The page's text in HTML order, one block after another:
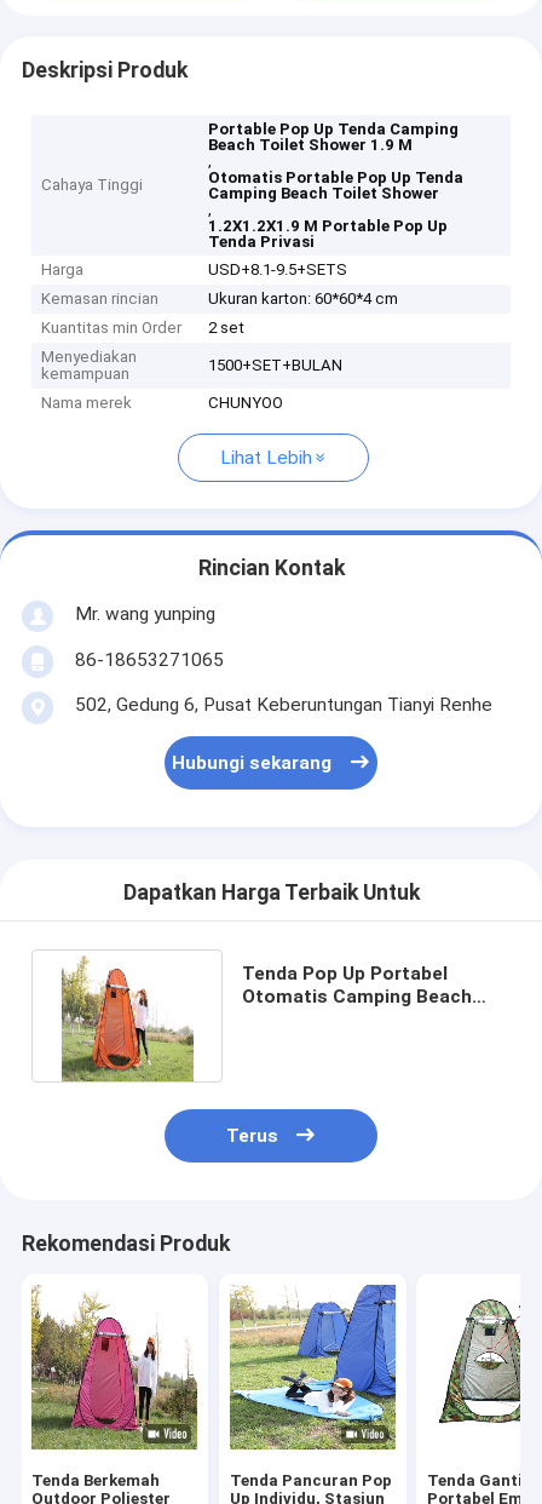
Deskripsi Produk
Cahaya Tinggi
Portable Pop Up Tenda Camping
Beach Toilet Shower 1.9 M
,
Otomatis Portable Pop Up Tenda
Camping Beach Toilet Shower
,
1.2X1.2X1.9 M Portable Pop Up
Tenda Privasi
Harga
USD+8.1-9.5+SETS
Kemasan rincian
Ukuran karton: 60*60*4 cm
Kuantitas min Order
2 set
Menyediakan
kemampuan
1500+SET+BULAN
Nama merek CHUNYOO
Lihat Lebih
Rincian Kontak
Mr. wang yunping
86-18653271065
502, Gedung 6, Pusat Keberuntungan Tianyi Renhe
Hubungi sekarang
Dapatkan Harga Terbaik Untuk
Tenda Pop Up Portabel
Otomatis Camping Beach
Terus
Rekomendasi Produk
Tenda Berkemah
Outdoor Poliester
Tenda Pancuran Pop
Up Individu, Stasiun
Tenda Ganti
Portabel